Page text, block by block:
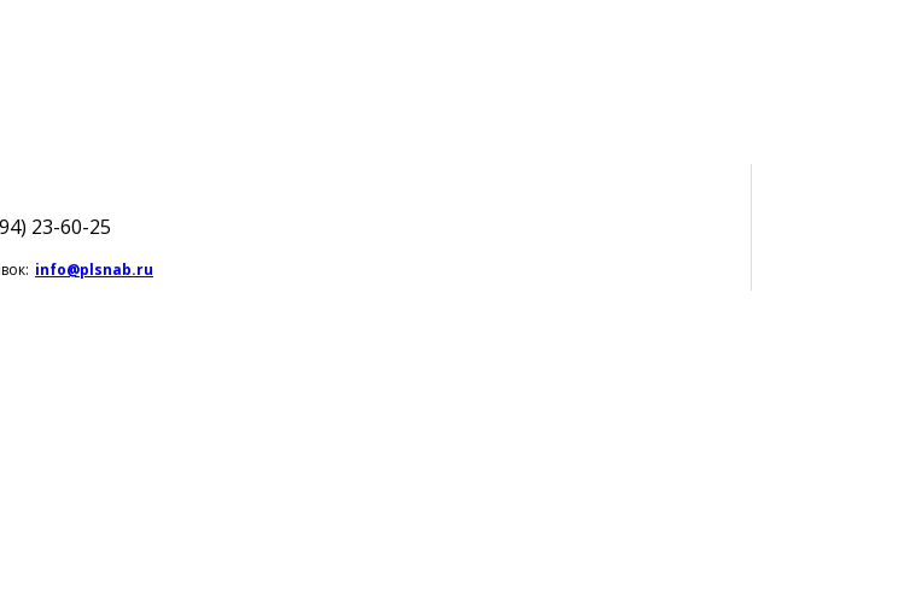
23-60-25
info@plsnab.ru